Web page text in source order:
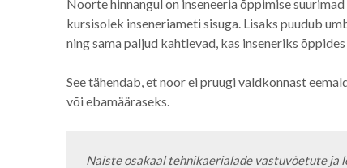
Noorte hinnangul on inseneeria õppimise
kursisolek inseneriameti sisuga. Lisaks puudub
ning sama paljud kahtlevad, kas inseneriks
See tähendab, et noor ei pruugi valdkonnast
või ebamääraseks.
Naiste osakaal tehnikaerialade vastuvõetute ja